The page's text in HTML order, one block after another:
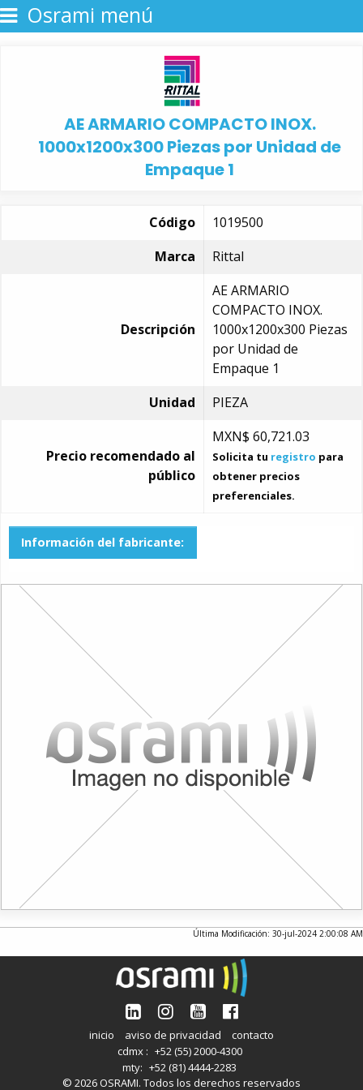
Osrami menú
AE ARMARIO COMPACTO INOX.
1000x1200x300 Piezas por Unidad de
Empaque 1
Código
1019500
Marca
Rittal
Descripción
AE ARMARIO
COMPACTO INOX.
1000x1200x300 Piezas
por Unidad de
Empaque 1
Unidad
PIEZA
Precio recomendado al
público
MXN$ 60,721.03
Solicita tu registro para
obtener precios
preferenciales.
Información del fabricante:
Última Modificación: 30-jul-2024 2:00:08 AM
inicio aviso de privacidad
contacto
cdmx : +52 (55) 2000-4300
mty: +52 (81) 4444-2283
© 2026 OSRAMI. Todos los derechos reservados